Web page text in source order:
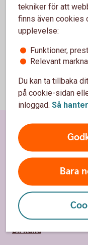
tekniker för att
finns även cookies
upplevelse:
Funktioner,
Relevant
Du kan ta tillbaka
på cookie-sidan
inloggad. Så
Bara
Sidfot
Hitta snabbt
Kontakt
Spärrhjälp
Hitta bankkontor
Bli kund